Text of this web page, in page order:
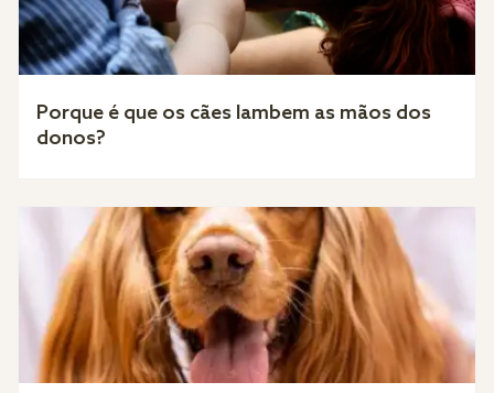
Porque é que os cães lambem as mãos dos
donos?